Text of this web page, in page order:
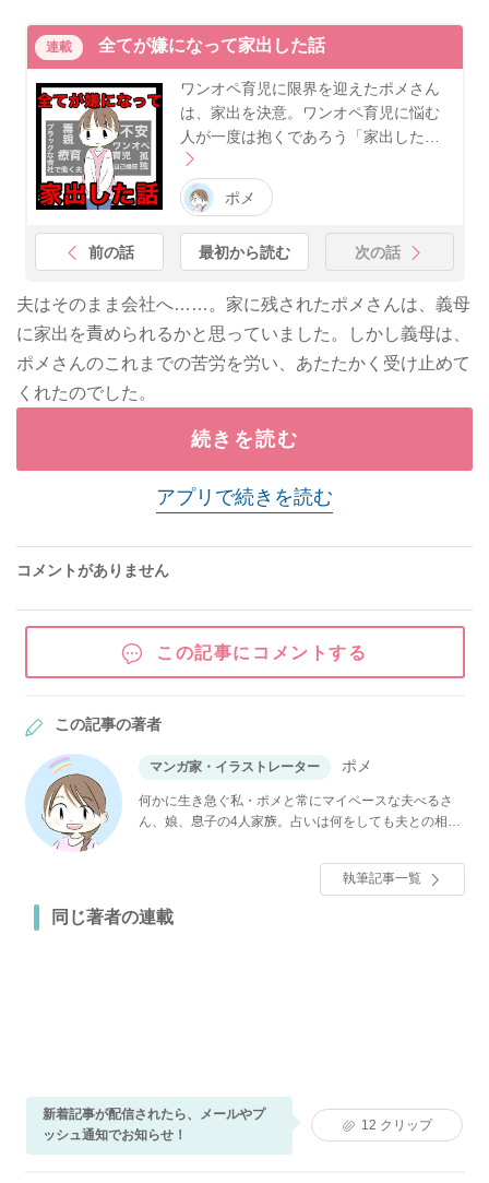
連載 全てが嫌になって家出した話
ワンオペ育児に限界を迎えたポメさん
は、家出を決意。ワンオペ育児に悩む
人が一度は抱くであろう「家出した…
ポメ
前の話 最初から読む 次の話
夫はそのまま会社へ……。家に残されたポメさんは、義母
に家出を責められるかと思っていました。しかし義母は、
ポメさんのこれまでの苦労を労い、あたたかく受け止めて
くれたのでした。
続きを読む
アプリで続きを読む
コメントがありません
この記事にコメントする
この記事の著者
マンガ家・イラストレーター ポメ
何かに生き急ぐ私・ポメと常にマイペースな夫べるさ
ん、娘、息子の4人家族。占いは何をしても夫との相性
執筆記事一覧
同じ著者の連載
新着記事が配信されたら、メールやプ
ッシュ通知でお知らせ！
12 クリップ